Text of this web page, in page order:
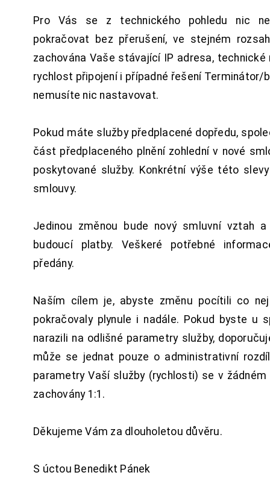
Pro Vás se z technického pohledu nic
pokračovat bez přerušení, ve stejném
zachována Vaše stávající IP adresa, technické
rychlost připojení i případné řešení Terminátor/
nemusíte nic nastavovat.
Pokud máte služby předplacené dopředu,
část předplaceného plnění zohlední v nové
poskytované služby. Konkrétní výše této
smlouvy.
Jedinou změnou bude nový smluvní vztah
budoucí platby. Veškeré potřebné
předány.
Naším cílem je, abyste změnu pocítili co
pokračovaly plynule i nadále. Pokud byste u
narazili na odlišné parametry služby,
může se jednat pouze o administrativní
parametry Vaší služby (rychlosti) se v
zachovány 1:1.
Děkujeme Vám za dlouholetou důvěru.
S úctou Benedikt Pánek